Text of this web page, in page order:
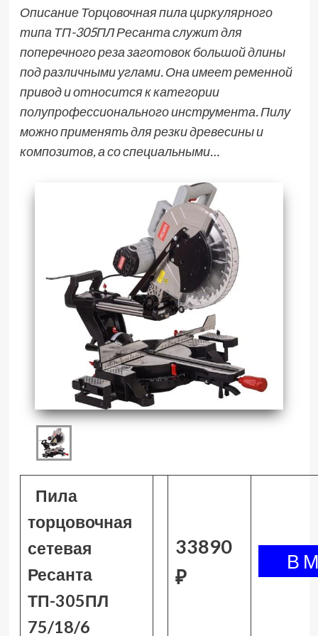
Описание Торцовочная пила циркулярного
типа ТП-305ПЛ Ресанта служит для
поперечного реза заготовок большой длины
под различными углами. Она имеет ременной
привод и относится к категории
полупрофессионального инструмента. Пилу
можно применять для резки древесины и
композитов, а со специальными…
Пила
торцовочная
сетевая
Ресанта
ТП-305ПЛ
75/18/6
33890
₽